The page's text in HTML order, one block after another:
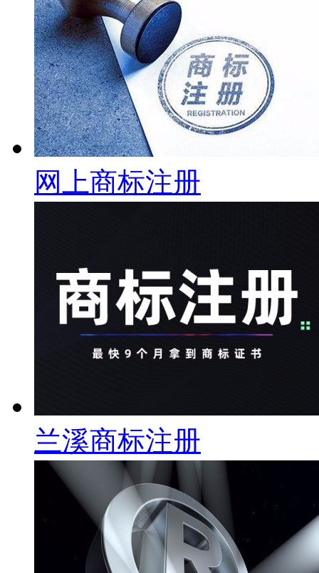
网上商标注册
兰溪商标注册